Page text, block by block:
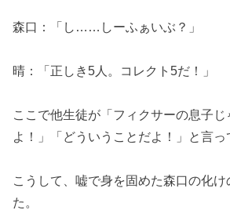
森口：「し……しーふぁいぶ？」
晴：「正しき5人。コレクト5だ！」
ここで他生徒が「フィクサーの息子
よ！」「どういうことだよ！」と言っ
こうして、嘘で身を固めた森口の化け
た。